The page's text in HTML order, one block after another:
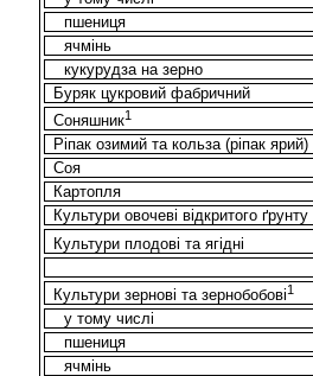
пшениця
ячмінь
кукурудза на зерно
Буряк цукровий фабричний
Соняшник1
Ріпак озимий та кольза (ріпак ярий)
Соя
Картопля
Культури овочеві відкритого ґрунту
Культури плодові та ягідні
Культури зернові та зернобобові1
у тому числі
пшениця
ячмінь